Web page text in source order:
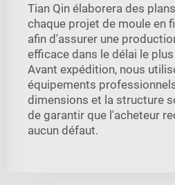
Tian Qin élaborera des
chaque projet de moule en
afin d'assurer une
efficace dans le délai le
Avant expédition, nous
équipements
dimensions et la structure
de garantir que l'acheteur
aucun défaut.